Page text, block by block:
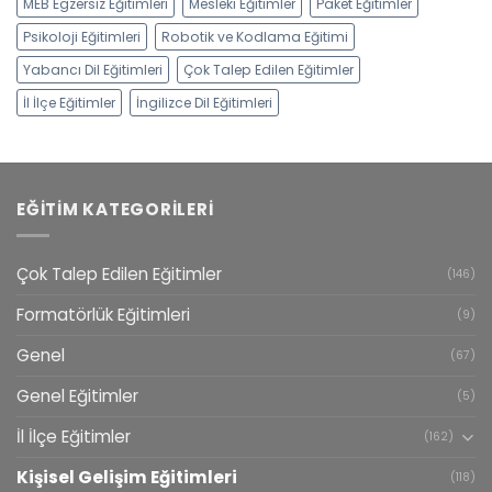
Psikoloji Eğitimleri
Robotik ve Kodlama Eğitimi
Yabancı Dil Eğitimleri
Çok Talep Edilen Eğitimler
İl İlçe Eğitimler
İngilizce Dil Eğitimleri
EĞITIM KATEGORILERI
Çok Talep Edilen Eğitimler (146)
Formatörlük Eğitimleri (9)
Genel (67)
Genel Eğitimler (5)
İl İlçe Eğitimler (162)
Kişisel Gelişim Eğitimleri (118)